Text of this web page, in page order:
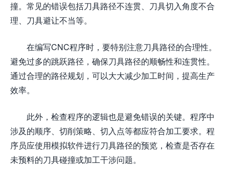
撞。常见的错误包括刀具路径不连贯、刀具切入角度不合
理、刀具避让不当等。
在编写CNC程序时，要特别注意刀具路径的合理性。
避免过多的跳跃路径，确保刀具路径的顺畅性和连贯性。
通过合理的路径规划，可以大大减少加工时间，提高生产
效率。
此外，检查程序的逻辑也是避免错误的关键。程序中
涉及的顺序、切削策略、切入点等都应符合加工要求。程
序员应使用模拟软件进行刀具路径的预览，检查是否存在
未预料的刀具碰撞或加工干涉问题。